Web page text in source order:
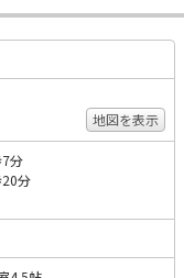
地図を表示
分
20分